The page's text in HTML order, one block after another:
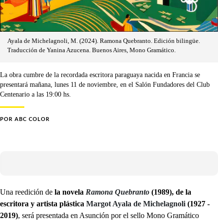
Ayala de Michelagnoli, M. (2024). Ramona Quebranto. Edición bilingüe.
Traducción de Yanina Azucena. Buenos Aires, Mono Gramático.
La obra cumbre de la recordada escritora paraguaya nacida en Francia se
presentará mañana, lunes 11 de noviembre, en el Salón Fundadores del Club
Centenario a las 19:00 hs.
POR ABC COLOR
Una reedición de la novela Ramona Quebranto (1989), de la
escritora y artista plástica Margot Ayala de Michelagnoli (1927 -
2019), será presentada en Asunción por el sello Mono Gramático